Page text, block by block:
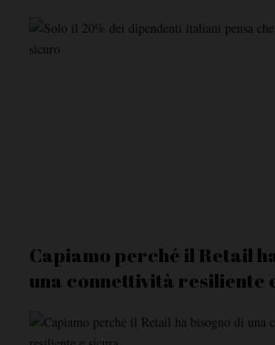
Capiamo perché il Retail
una connettività resiliente